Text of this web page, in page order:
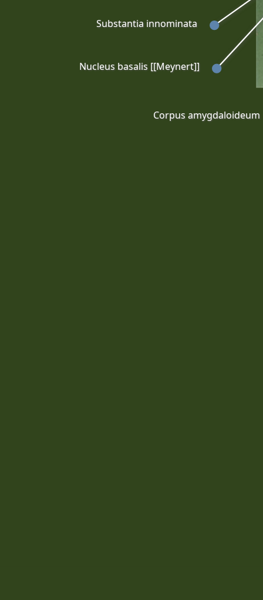
Substantia innominata
Nucleus basalis [[Meynert]]
Corpus amygdaloideum